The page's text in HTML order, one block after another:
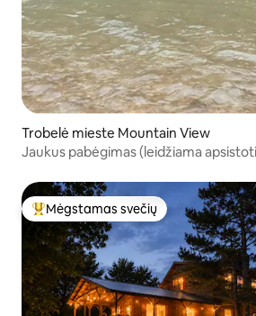
Trobelė mieste Mountain View
Jaukus pabėgimas (leidžiama
Svečių mėgstamiausias
Mėgstamas svečių